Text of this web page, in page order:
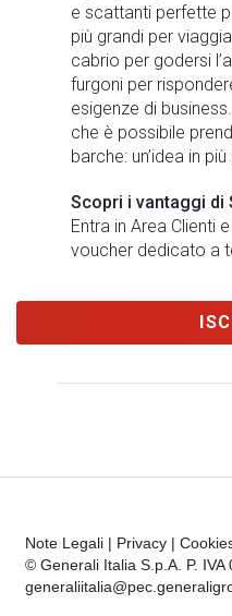
e scattanti perfette
più grandi per
cabrio per godersi
furgoni per
esigenze di
che è possibile
barche: un’idea in
Scopri i vantaggi di
Entra in Area Clienti
voucher dedicato a
Note Legali | Privacy |
© Generali Italia S.p.A. P.